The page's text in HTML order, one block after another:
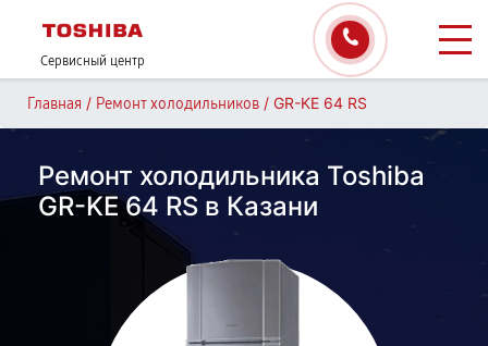
Сервисный центр
Главная / Ремонт холодильников / GR-KE 64 RS
Ремонт холодильника Toshiba
GR-KE 64 RS в Казани